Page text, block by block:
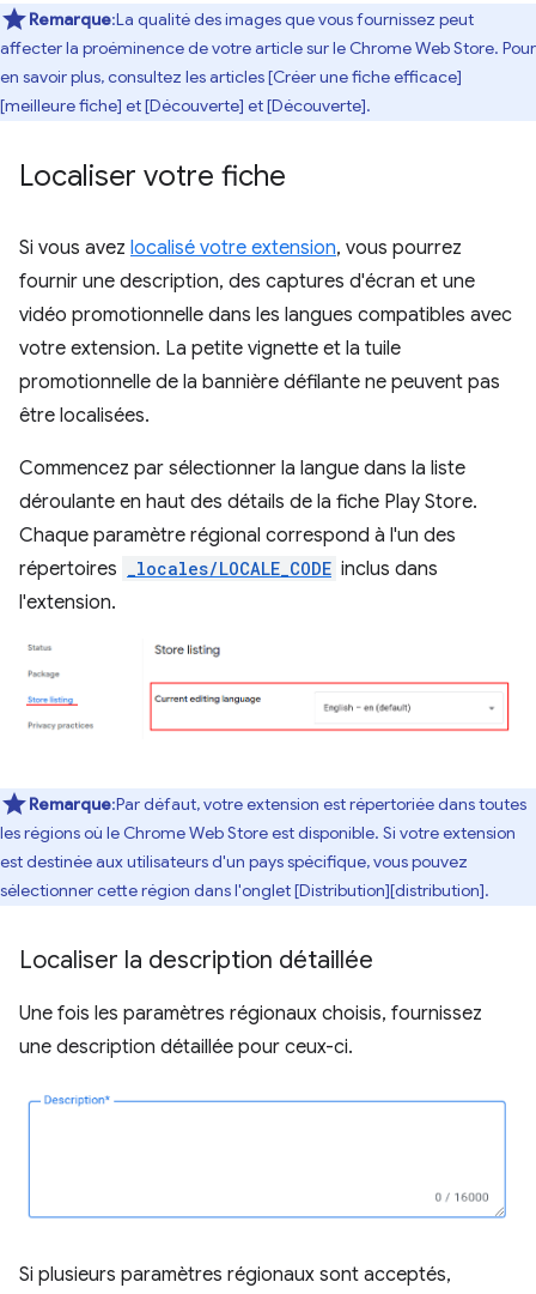
Remarque:La qualité des images que vous fournissez peut
affecter la proéminence de votre article sur le Chrome Web Store. Pour
en savoir plus, consultez les articles [Créer une fiche efficace]
[meilleure fiche] et [Découverte] et [Découverte].
Localiser votre fiche
Si vous avez localisé votre extension, vous pourrez
fournir une description, des captures d'écran et une
vidéo promotionnelle dans les langues compatibles avec
votre extension. La petite vignette et la tuile
promotionnelle de la bannière défilante ne peuvent pas
être localisées.
Commencez par sélectionner la langue dans la liste
déroulante en haut des détails de la fiche Play Store.
Chaque paramètre régional correspond à l'un des
répertoires _locales/LOCALE_CODE inclus dans
l'extension.
Remarque:Par défaut, votre extension est répertoriée dans toutes
les régions où le Chrome Web Store est disponible. Si votre extension
est destinée aux utilisateurs d'un pays spécifique, vous pouvez
sélectionner cette région dans l'onglet [Distribution][distribution].
Localiser la description détaillée
Une fois les paramètres régionaux choisis, fournissez
une description détaillée pour ceux-ci.
Si plusieurs paramètres régionaux sont acceptés,